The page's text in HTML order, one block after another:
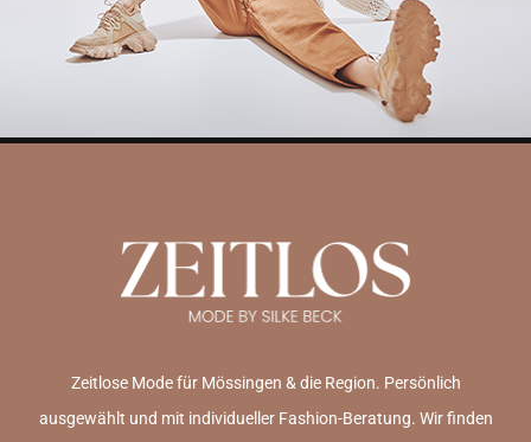
Zeitlose Mode für Mössingen & die Region. Persönlich
ausgewählt und mit individueller Fashion-Beratung. Wir finden